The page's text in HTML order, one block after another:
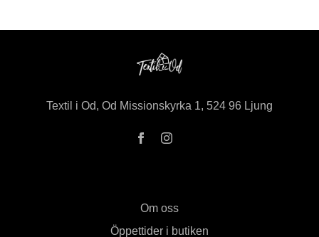
Textil i Od, Od Missionskyrka 1, 524 96 Ljung
Om oss
Öppettider i butiken